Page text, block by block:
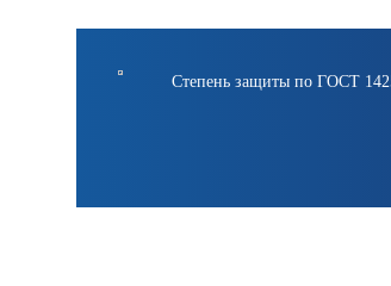
Степень защиты по ГОСТ